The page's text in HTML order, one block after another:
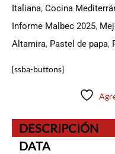
Italiana, Cocina
Informe Malbec 2025,
Altamira, Pastel de papa,
[ssba-buttons]
DESCRIPCIÓN
DATA